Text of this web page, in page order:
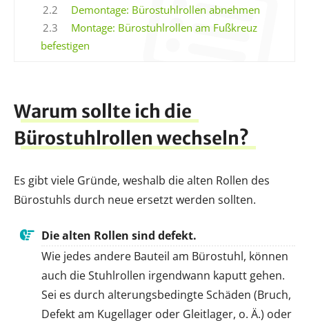
2.2
Demontage: Bürostuhlrollen abnehmen
2.3
Montage: Bürostuhlrollen am Fußkreuz
befestigen
Warum sollte ich die
Bürostuhlrollen wechseln?
Es gibt viele Gründe, weshalb die alten Rollen des
Bürostuhls durch neue ersetzt werden sollten.
Die alten Rollen sind defekt.
Wie jedes andere Bauteil am Bürostuhl, können
auch die Stuhlrollen irgendwann kaputt gehen.
Sei es durch alterungsbedingte Schäden (Bruch,
Defekt am Kugellager oder Gleitlager, o. Ä.) oder